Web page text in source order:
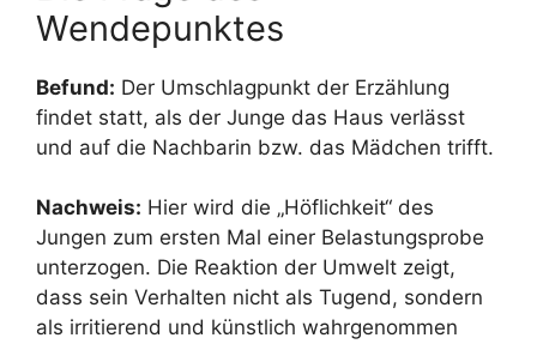
Wendepunktes
Befund: Der Umschlagpunkt der Erzählung
findet statt, als der Junge das Haus verlässt
und auf die Nachbarin bzw. das Mädchen trifft.
Nachweis: Hier wird die „Höflichkeit“ des
Jungen zum ersten Mal einer Belastungsprobe
unterzogen. Die Reaktion der Umwelt zeigt,
dass sein Verhalten nicht als Tugend, sondern
als irritierend und künstlich wahrgenommen